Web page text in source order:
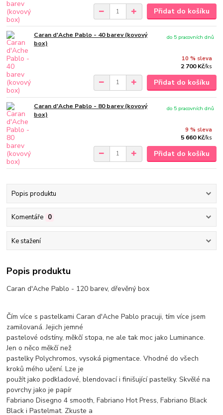
Přidat do košíku
Caran d'Ache Pablo - 40 barev (kovový
box)
10 % sleva
2 700 Kč/ks
do 5 pracovních dnů
Přidat do košíku
Caran d'Ache Pablo - 80 barev (kovový
box)
9 % sleva
5 660 Kč/ks
do 5 pracovních dnů
Přidat do košíku
Popis produktu
Komentáře 0
Ke stažení
Popis produktu
Caran d'Ache Pablo - 120 barev, dřevěný box
Čím více s pastelkami Caran d'Ache Pablo pracuji, tím více jsem
zamilovaná. Jejich jemné
pastelové odstíny, měkčí stopa, ne ale tak moc jako Luminance.
Jen o něco měkčí než
pastelky Polychromos, vysoká pigmentace. Vhodné do všech
kroků mého učení. Lze je
použít jako podkladové, blendovací i finišující pastelky. Skvělé na
povrchy jako je papír
Fabriano Disegno 4 smooth, Fabriano Hot Press, Fabriano Black
Black i Pastelmat. Zkuste a